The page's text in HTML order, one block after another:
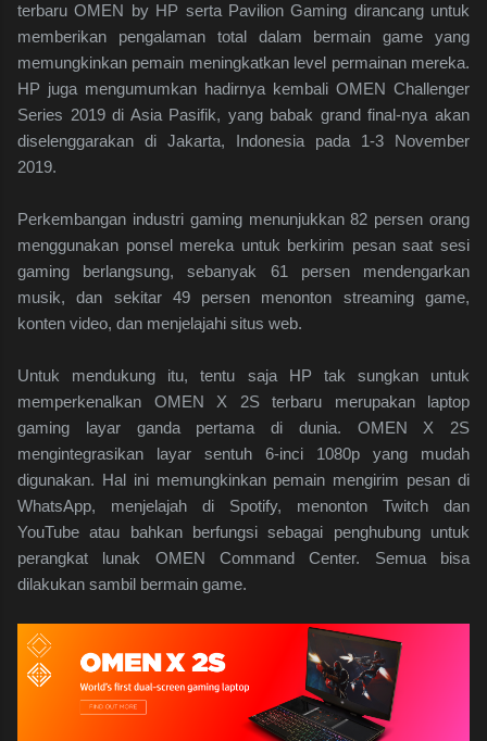
terbaru OMEN by HP serta Pavilion Gaming dirancang untuk
memberikan pengalaman total dalam bermain game yang
memungkinkan pemain meningkatkan level permainan mereka.
HP juga mengumumkan hadirnya kembali OMEN Challenger
Series 2019 di Asia Pasifik, yang babak grand final-nya akan
diselenggarakan di Jakarta, Indonesia pada 1-3 November
2019.
Perkembangan industri gaming menunjukkan 82 persen orang
menggunakan ponsel mereka untuk berkirim pesan saat sesi
gaming berlangsung, sebanyak 61 persen mendengarkan
musik, dan sekitar 49 persen menonton streaming game,
konten video, dan menjelajahi situs web.
Untuk mendukung itu, tentu saja HP tak sungkan untuk
memperkenalkan OMEN X 2S terbaru merupakan laptop
gaming layar ganda pertama di dunia. OMEN X 2S
mengintegrasikan layar sentuh 6-inci 1080p yang mudah
digunakan. Hal ini memungkinkan pemain mengirim pesan di
WhatsApp, menjelajah di Spotify, menonton Twitch dan
YouTube atau bahkan berfungsi sebagai penghubung untuk
perangkat lunak OMEN Command Center. Semua bisa
dilakukan sambil bermain game.